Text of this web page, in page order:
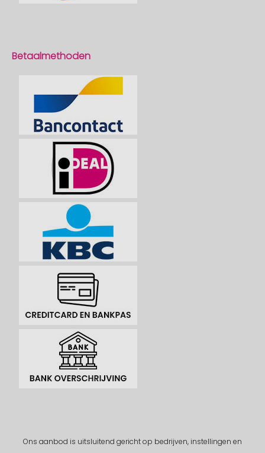
Betaalmethoden
Ons aanbod is uitsluitend gericht op bedrijven, instellingen en